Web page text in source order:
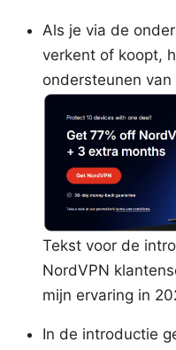
Als je via de
verkent of koopt,
ondersteunen van
Tekst voor de
NordVPN
mijn ervaring in
In de introductie